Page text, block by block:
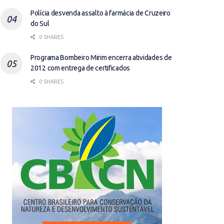
Polícia desvenda assalto à farmácia de Cruzeiro
do Sul
0 SHARES
Programa Bombeiro Mirim encerra atividades de
2012 com entrega de certificados
0 SHARES